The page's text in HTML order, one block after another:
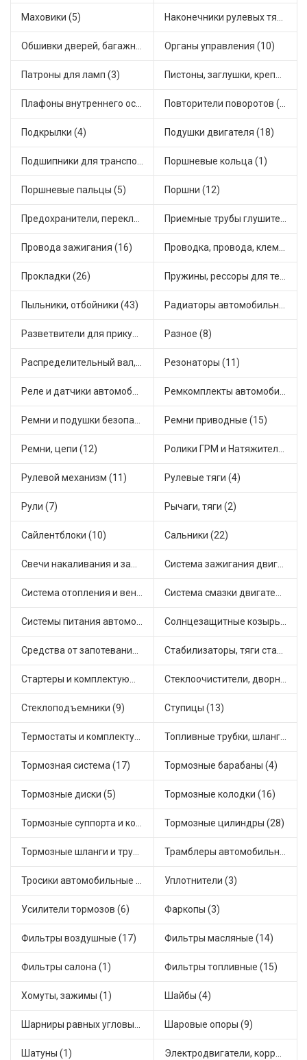
Маховики (5) Наконечники рулевых тяг (18)
Обшивки дверей, багажника, потолков, накладки салона (4) Органы управления (10)
Патроны для ламп (3) Пистоны, заглушки, крепежные элементы (6)
Плафоны внутреннего освещения (1) Повторители поворотов (9)
Подкрылки (4) Подушки двигателя (18)
Подшипники для транспорта (24) Поршневые кольца (1)
Поршневые пальцы (5) Поршни (12)
Предохранители, переключатели, кнопки автомобильные (54) Приемные трубы глушителя (7)
Провода зажигания (16) Проводка, провода, клеммы и разъемы (19)
Прокладки (26) Пружины, рессоры для техники (7)
Пыльники, отбойники (43) Радиаторы автомобильные (10)
Разветвители для прикуривателя (4) Разное (8)
Распределительный вал, шестерни распределительного (5) Резонаторы (11)
Реле и датчики автомобильные (111) Ремкомплекты автомобильные (67)
Ремни и подушки безопасности (6) Ремни приводные (15)
Ремни, цепи (12) Ролики ГРМ и Натяжители (14)
Рулевой механизм (11) Рулевые тяги (4)
Рули (7) Рычаги, тяги (2)
Сайлентблоки (10) Сальники (22)
Свечи накаливания и зажигания (22) Система зажигания двигателя (5)
Система отопления и вентиляции (8) Система смазки двигателя (8)
Системы питания автомобиля (15) Солнцезащитные козырьки для салона автомобиля (1)
Средства от запотевания и размораживатели стекла (1) Стабилизаторы, тяги стабилизатора, стойки стабилиз (5)
Стартеры и комплектующие (27) Стеклоочистители, дворники (2)
Стеклоподъемники (9) Ступицы (13)
Термостаты и комплектующие системы охлаждения (50) Топливные трубки, шланги, магистрали и рампы (4)
Тормозная система (17) Тормозные барабаны (4)
Тормозные диски (5) Тормозные колодки (16)
Тормозные суппорта и комплектующие (3) Тормозные цилиндры (28)
Тормозные шланги и трубки (7) Трамблеры автомобильные (18)
Тросики автомобильные (18) Уплотнители (3)
Усилители тормозов (6) Фаркопы (3)
Фильтры воздушные (17) Фильтры масляные (14)
Фильтры салона (1) Фильтры топливные (15)
Хомуты, зажимы (1) Шайбы (4)
Шарниры равных угловых скоростей, приводные валы (16) Шаровые опоры (9)
Шатуны (1) Электродвигатели, корректоры и приводы автомобильн (30)